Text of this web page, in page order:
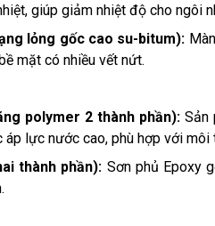
giúp giảm nhiệt độ cho ngôi
lỏng gốc cao su-bitum):
mặt có nhiều vết nứt.
polymer 2 thành phần): Sản
lực nước cao, phù hợp với
thành phần): Sơn phủ Epoxy